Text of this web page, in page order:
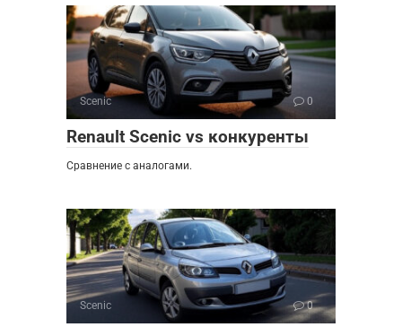
Scenic 0
Renault Scenic vs конкуренты
Сравнение с аналогами.
Scenic 0